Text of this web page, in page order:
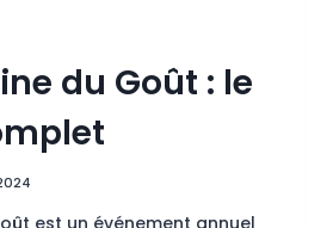
du Goût : le
est un événement annuel